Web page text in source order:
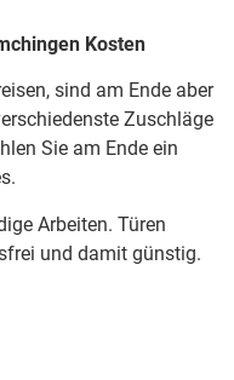
Kosten
sind am Ende aber
Zuschläge
Sie am Ende ein
Arbeiten. Türen
und damit günstig.